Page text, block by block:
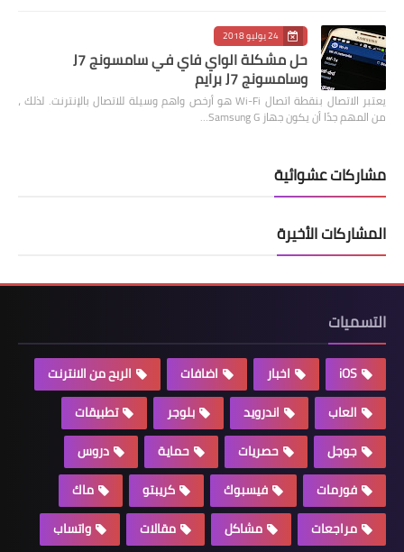
24 يوليو 2018
حل مشكلة الواي فاي في سامسونج J7
وسامسونج J7 برايم
يعتبر الاتصال بنقطة اتصال Wi-Fi هو أرخص واهم وسيلة للاتصال بالإنترنت. لذلك ،
من المهم جدًا أن يكون جهاز Samsung G…
مشاركات عشوائية
المشاركات الأخيرة
التسميات
iOS اخبار اضافات
الربح من الانترنت
العاب
اندرويد بلوجر
تطبيقات
جوجل
حصريات حماية
دروس
فورمات
فيسبوك كريبتو
ماك
مراجعات
مشاكل مقالات
واتساب